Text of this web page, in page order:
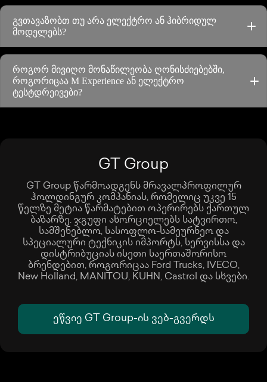
გვთავაზობთ თუ არა ელექტრო ან ჰიბრიდულ
მოდელებს?
როგორ მივიღო მონაწილეობა ღონისძიებებში,
როგორიცაა M Experience ან ელექტრო
ტესტდრეივები?
GT Group
GT Group წარმოადგენს მრავალპროფილურ
ჰოლდინგურ კომპანიას, რომელიც უკვე 15
წელზე მეტია წარმატებით ოპერირებს ქართულ
ბაზარზე. ჯგუფი ახორციელებს სატვირთო,
სამშენებლო, სასოფლო-სამეურნეო და
სპეციალური ტექნიკის იმპორტს, სერვისსა და
დისტრიბუციას ისეთი საერთაშორისო
ბრენდებით, როგორიცაა Ford Trucks, IVECO,
New Holland, MANITOU, KUHN, Castrol და სხვები.
ეწვიე GT Group-ის ვებ-გვერდს